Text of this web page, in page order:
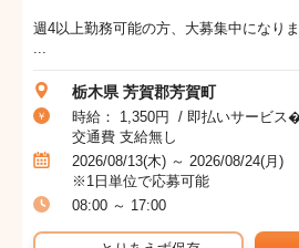
週4以上勤務可能の方、大募集中になり
栃木県 芳賀郡芳賀町
時給： 1,350円 / 即払いサービ
交通費 支給無し
2026/08/13(木) ～ 2026/08/24(月)
※1日単位で応募可能
08:00 ～ 17:00